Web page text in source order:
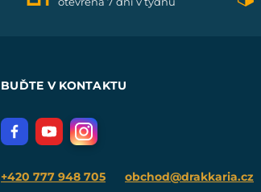
BUĎTE V KONTAKTU
+420 777 948 705 obchod@drakkaria.cz